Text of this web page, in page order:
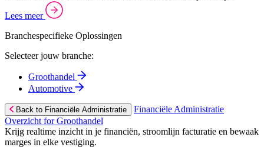
Lees meer
Branchespecifieke Oplossingen
Selecteer jouw branche:
Groothandel
Automotive
Back to Financiële Administratie
Financiële Administratie
Overzicht for Groothandel
Krijg realtime inzicht in je financiën, stroomlijn facturatie en bewaak
marges in elke vestiging.